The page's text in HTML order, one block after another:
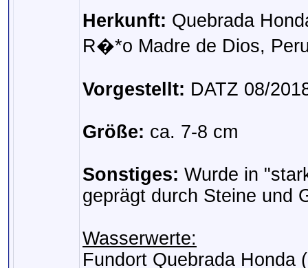
Herkunft: Quebrada
R�*o Madre de Dios,
Vorgestellt: DATZ 08/
Größe: ca. 7-8 cm
Sonstiges: Wurde in
geprägt durch Steine und
Wasserwerte:
Fundort Quebrada Honda